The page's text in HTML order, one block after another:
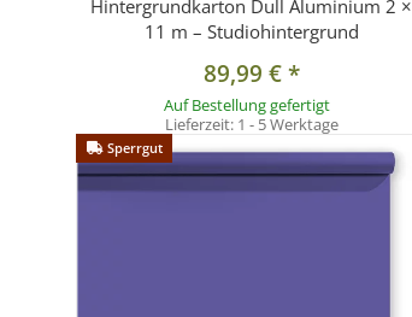
Lieferumfang
1x XXL Aufnahmetisch mit Gestell
1x Diffusionsplatte
4x Spigot-Klemmen
1x Hintergrundgestell integriert
Hintergrundkarton Dull Aluminium 2 ×
11 m – Studiohintergrund
89,99 €*
Auf Bestellung gefertigt
Lieferzeit: 1 - 5 Werktage
Sperrgut